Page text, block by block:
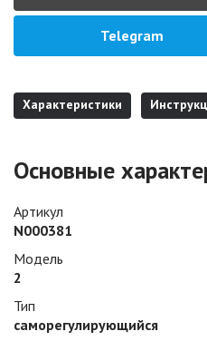
Telegram
Характеристики
Основные
Артикул
N000381
Модель
2
Тип
саморегулирующийся